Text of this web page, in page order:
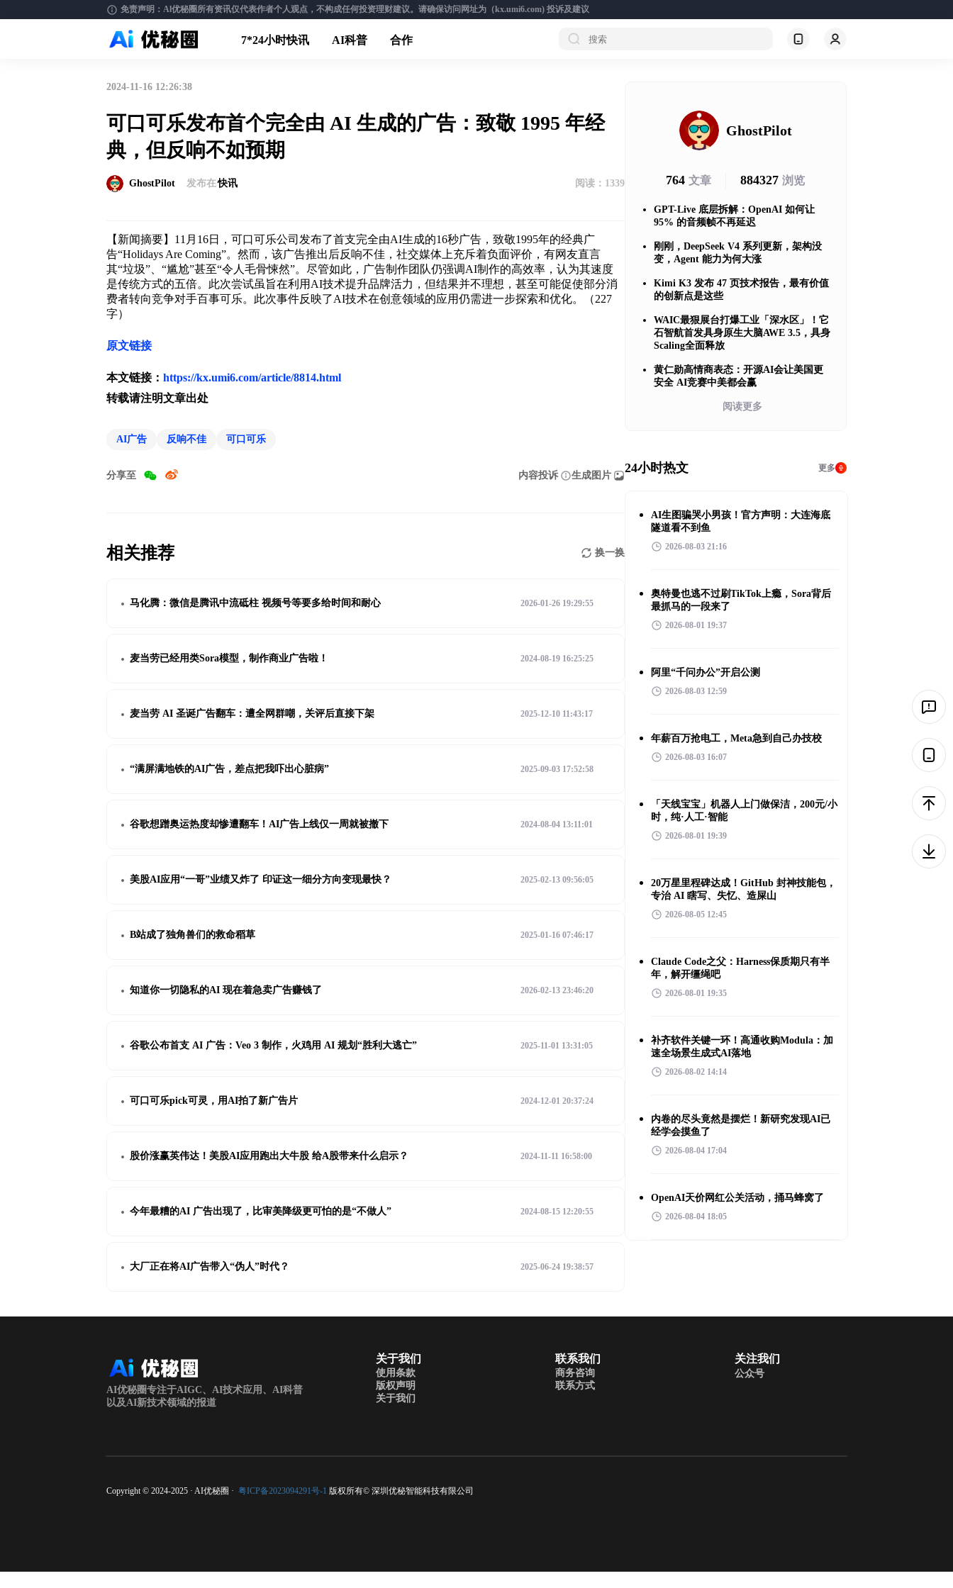
免责声明：Al优秘圈所有资讯仅代表作者个人观点，不构成任何投资理财建议。请确保访问网址为（kx.umi6.com) 投诉及建议
7*24小时快讯 AI科普 合作
2024-11-16 12:26:38
可口可乐发布首个完全由 AI 生成的广告：致敬 1995 年经
典，但反响不如预期
GhostPilot 发布在快讯 阅读： 1339
【新闻摘要】11月16日，可口可乐公司发布了首支完全由AI生成的16秒广告，致敬1995年的经典广
告“Holidays Are Coming”。然而，该广告推出后反响不佳，社交媒体上充斥着负面评价，有网友直言
其“垃圾”、“尴尬”甚至“令人毛骨悚然”。尽管如此，广告制作团队仍强调AI制作的高效率，认为其速度
是传统方式的五倍。此次尝试虽旨在利用AI技术提升品牌活力，但结果并不理想，甚至可能促使部分消
费者转向竞争对手百事可乐。此次事件反映了AI技术在创意领域的应用仍需进一步探索和优化。（227
字）
原文链接
本文链接： https://kx.umi6.com/article/8814.html
转载请注明文章出处
AI广告 反响不佳 可口可乐
分享至 内容投诉 生成图片
相关推荐 换一换
马化腾：微信是腾讯中流砥柱 视频号等要多给时间和耐心 2026-01-26 19:29:55
麦当劳已经用类Sora模型，制作商业广告啦！ 2024-08-19 16:25:25
麦当劳 AI 圣诞广告翻车：遭全网群嘲，关评后直接下架 2025-12-10 11:43:17
“满屏满地铁的AI广告，差点把我吓出心脏病” 2025-09-03 17:52:58
谷歌想蹭奥运热度却惨遭翻车！AI广告上线仅一周就被撤下 2024-08-04 13:11:01
美股AI应用“一哥”业绩又炸了 印证这一细分方向变现最快？ 2025-02-13 09:56:05
B站成了独角兽们的救命稻草 2025-01-16 07:46:17
知道你一切隐私的AI 现在着急卖广告赚钱了 2026-02-13 23:46:20
谷歌公布首支 AI 广告：Veo 3 制作，火鸡用 AI 规划“胜利大逃亡” 2025-11-01 13:31:05
可口可乐pick可灵，用AI拍了新广告片 2024-12-01 20:37:24
股价涨赢英伟达！美股AI应用跑出大牛股 给A股带来什么启示？ 2024-11-11 16:58:00
今年最糟的AI 广告出现了，比审美降级更可怕的是“不做人” 2024-08-15 12:20:55
大厂正在将AI广告带入“伪人”时代？ 2025-06-24 19:38:57
GhostPilot
764文章 884327浏览
GPT-Live 底层拆解：OpenAI 如何让
95% 的音频帧不再延迟
刚刚，DeepSeek V4 系列更新，架构没
变，Agent 能力为何大涨
Kimi K3 发布 47 页技术报告，最有价值
的创新点是这些
WAIC最狠展台打爆工业「深水区」！它
石智航首发具身原生大脑AWE 3.5，具身
Scaling全面释放
黄仁勋高情商表态：开源AI会让美国更
安全 AI竞赛中美都会赢
阅读更多
24小时热文 更多
AI生图骗哭小男孩！官方声明：大连海底
隧道看不到鱼
2026-08-03 21:16
奥特曼也逃不过刷TikTok上瘾，Sora背后
最抓马的一段来了
2026-08-01 19:37
阿里“千问办公”开启公测
2026-08-03 12:59
年薪百万抢电工，Meta急到自己办技校
2026-08-03 16:07
「天线宝宝」机器人上门做保洁，200元/小
时，纯·人工·智能
2026-08-01 19:39
20万星里程碑达成！GitHub 封神技能包，
专治 AI 瞎写、失忆、造屎山
2026-08-05 12:45
Claude Code之父：Harness保质期只有半
年，解开缰绳吧
2026-08-01 19:35
补齐软件关键一环！高通收购Modula：加
速全场景生成式AI落地
2026-08-02 14:14
内卷的尽头竟然是摆烂！新研究发现AI已
经学会摸鱼了
2026-08-04 17:04
OpenAI天价网红公关活动，捅马蜂窝了
2026-08-04 18:05
AI优秘圈专注于AIGC、AI技术应用、AI科普
以及AI新技术领域的报道
关于我们
使用条款
版权声明
关于我们
联系我们
商务咨询
联系方式
关注我们
公众号
Copyright © 2024-2025 · AI优秘圈 · 粤ICP备2023094291号-1 版权所有© 深圳优秘智能科技有限公司